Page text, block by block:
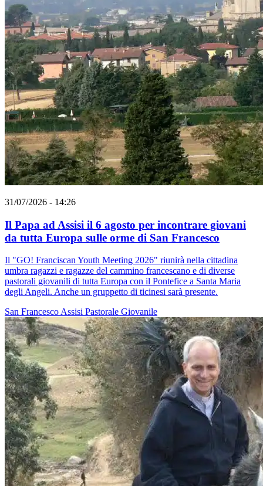
31/07/2026 - 14:26
Il Papa ad Assisi il 6 agosto per incontrare giovani
da tutta Europa sulle orme di San Francesco
Il "GO! Franciscan Youth Meeting 2026" riunirà nella cittadina
umbra ragazzi e ragazze del cammino francescano e di diverse
pastorali giovanili di tutta Europa con il Pontefice a Santa Maria
degli Angeli. Anche un gruppetto di ticinesi sarà presente.
San FrancescoAssisi Pastorale Giovanile